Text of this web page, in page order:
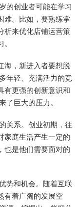
的创业者可能在学习
难。比如，要熟练掌
析来优化店铺运营策
海，新进入者要想脱
年轻、充满活力的竞
有更强的创新意识和
了巨大的压力。
关系。创业初期，往
家庭生活产生一定的
也是他们需要面对的
势和机会。随着互联
有着广阔的发展空